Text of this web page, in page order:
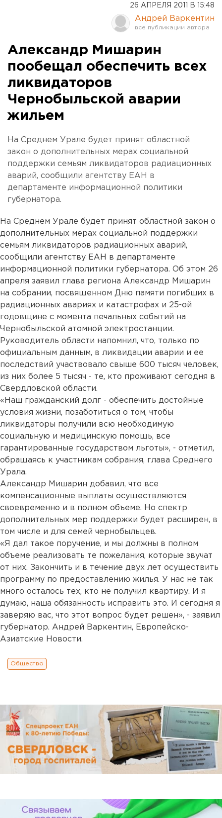
26 АПРЕЛЯ 2011 В 15:48
Андрей Варкентин
Александр Мишарин
пообещал обеспечить всех
ликвидаторов
Чернобыльской аварии
жильем
На Среднем Урале будет принят областной
закон о дополнительных мерах социальной
поддержки семьям ликвидаторов радиационных
аварий, сообщили агентству ЕАН в
департаменте информационной политики
губернатора.
На Среднем Урале будет принят областной закон о
дополнительных мерах социальной поддержки
семьям ликвидаторов радиационных аварий,
сообщили агентству ЕАН в департаменте
информационной политики губернатора. Об этом 26
апреля заявил глава региона Александр Мишарин
на собрании, посвященном Дню памяти погибших в
радиационных авариях и катастрофах и 25-ой
годовщине с момента печальных событий на
Чернобыльской атомной электростанции.
Руководитель области напомнил, что, только по
официальным данным, в ликвидации аварии и ее
последствий участвовало свыше 600 тысяч человек,
из них более 5 тысяч - те, кто проживают сегодня в
Свердловской области.
«Наш гражданский долг - обеспечить достойные
условия жизни, позаботиться о том, чтобы
ликвидаторы получили всю необходимую
социальную и медицинскую помощь, все
гарантированные государством льготы», - отметил,
обращаясь к участникам собрания, глава Среднего
Урала.
Александр Мишарин добавил, что все
компенсационные выплаты осуществляются
своевременно и в полном объеме. Но спектр
дополнительных мер поддержки будет расширен, в
том числе и для семей чернобыльцев.
«Я дал такое поручение, и мы должны в полном
объеме реализовать те пожелания, которые звучат
от них. Закончить и в течение двух лет осуществить
программу по предоставлению жилья. У нас не так
много осталось тех, кто не получил квартиру. И я
думаю, наша обязанность исправить это. И сегодня я
заверяю вас, что этот вопрос будет решен», - заявил
губернатор. Андрей Варкентин, Европейско-
Азиатские Новости.
Общество